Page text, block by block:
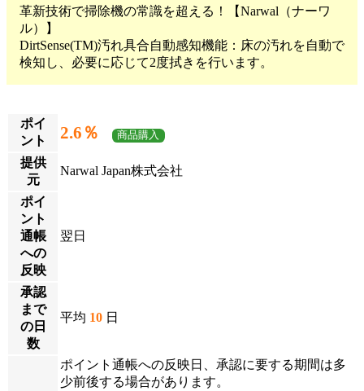
革新技術で掃除機の常識を超える！【Narwal（ナーワ
ル）】
DirtSense(TM)汚れ具合自動感知機能：床の汚れを自動で
検知し、必要に応じて2度拭きを行います。
ポイ
ント
2.6％ 商品購入
提供
元
Narwal Japan株式会社
ポイ
ント
通帳
への
反映
翌日
承認
まで
の日
数
平均 10 日
ポイント通帳への反映日、承認に要する期間は多
少前後する場合があります。